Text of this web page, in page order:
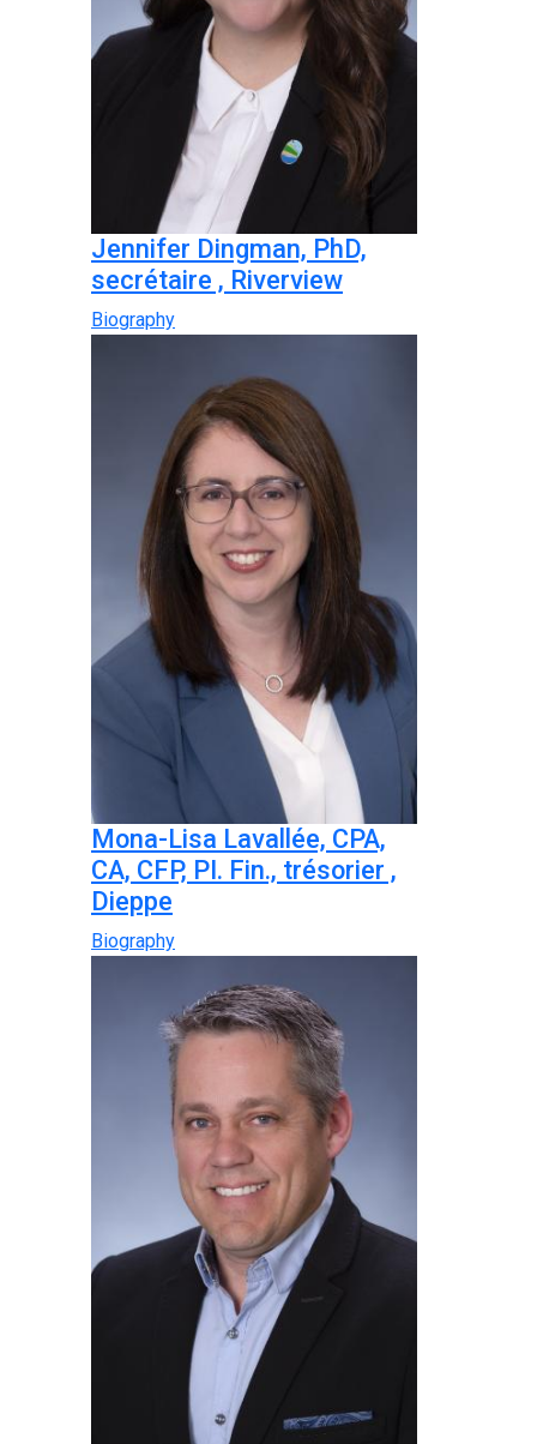
Jennifer Dingman, PhD,
secrétaire , Riverview
Biography
Mona-Lisa Lavallée, CPA,
CA, CFP, PI. Fin., trésorier ,
Dieppe
Biography